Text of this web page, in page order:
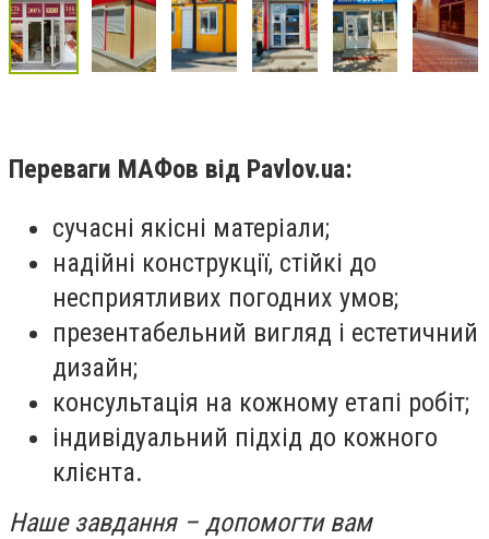
Переваги МАФов від Pavlov.ua:
сучасні якісні матеріали;
надійні конструкції, стійкі до
несприятливих погодних умов;
презентабельний вигляд і естетичний
дизайн;
консультація на кожному етапі робіт;
індивідуальний підхід до кожного
клієнта.
Наше завдання – допомогти вам